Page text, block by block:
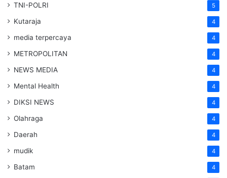
TNI-POLRI 5
Kutaraja 4
media terpercaya 4
METROPOLITAN 4
NEWS MEDIA 4
Mental Health 4
DIKSI NEWS 4
Olahraga 4
Daerah 4
mudik 4
Batam 4